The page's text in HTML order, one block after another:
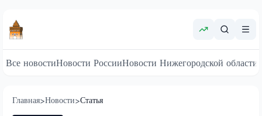
Все новостиНовости РоссииНовости Нижегородской области
Главная>Новости>Статья